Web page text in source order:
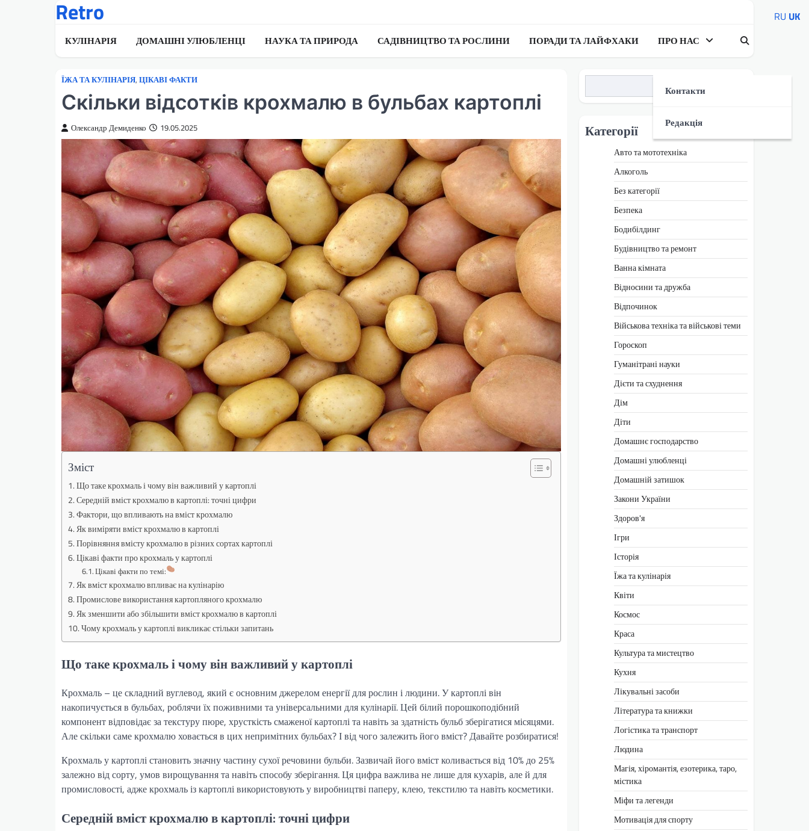
Retro
КУЛІНАРІЯ ДОМАШНІ УЛЮБЛЕНЦІ НАУКА ТА ПРИРОДА САДІВНИЦТВО ТА РОСЛИНИ ПОРАДИ ТА ЛАЙФХАКИ ПРО НАС
Контакти
Редакція
ЇЖА ТА КУЛІНАРІЯ, ЦІКАВІ ФАКТИ
Скільки відсотків крохмалю в бульбах картоплі
Олександр Демиденко 19.05.2025
Зміст
Що таке крохмаль і чому він важливий у картоплі
Середній вміст крохмалю в картоплі: точні цифри
Фактори, що впливають на вміст крохмалю
Як виміряти вміст крохмалю в картоплі
Порівняння вмісту крохмалю в різних сортах картоплі
Цікаві факти про крохмаль у картоплі
Цікаві факти по темі:
Як вміст крохмалю впливає на кулінарію
Промислове використання картопляного крохмалю
Як зменшити або збільшити вміст крохмалю в картоплі
Чому крохмаль у картоплі викликає стільки запитань
Що таке крохмаль і чому він важливий у картоплі
Крохмаль – це складний вуглевод, який є основним джерелом енергії для рослин і людини. У картоплі він
накопичується в бульбах, роблячи їх поживними та універсальними для кулінарії. Цей білий порошкоподібний
компонент відповідає за текстуру пюре, хрусткість смаженої картоплі та навіть за здатність бульб зберігатися місяцями.
Але скільки саме крохмалю ховається в цих непримітних бульбах? І від чого залежить його вміст? Давайте розбиратися!
Крохмаль у картоплі становить значну частину сухої речовини бульби. Зазвичай його вміст коливається від 10% до 25%
залежно від сорту, умов вирощування та навіть способу зберігання. Ця цифра важлива не лише для кухарів, але й для
промисловості, адже крохмаль із картоплі використовують у виробництві паперу, клею, текстилю та навіть косметики.
Середній вміст крохмалю в картоплі: точні цифри
Категорії
Авто та мототехніка
Алкоголь
Без категорії
Безпека
Бодибілдинг
Будівництво та ремонт
Ванна кімната
Відносини та дружба
Відпочинок
Військова техніка та військові теми
Гороскоп
Гуманітрані науки
Дієти та схуднення
Дім
Діти
Домашнє господарство
Домашні улюбленці
Домашній затишок
Закони України
Здоров'я
Ігри
Історія
Їжа та кулінарія
Квіти
Космос
Краса
Культура та мистецтво
Кухня
Лікувальні засоби
Література та книжки
Логістика та транспорт
Людина
Магія, хіромантія, езотерика, таро,
містика
Міфи та легенди
Мотивація для спорту
RU UK